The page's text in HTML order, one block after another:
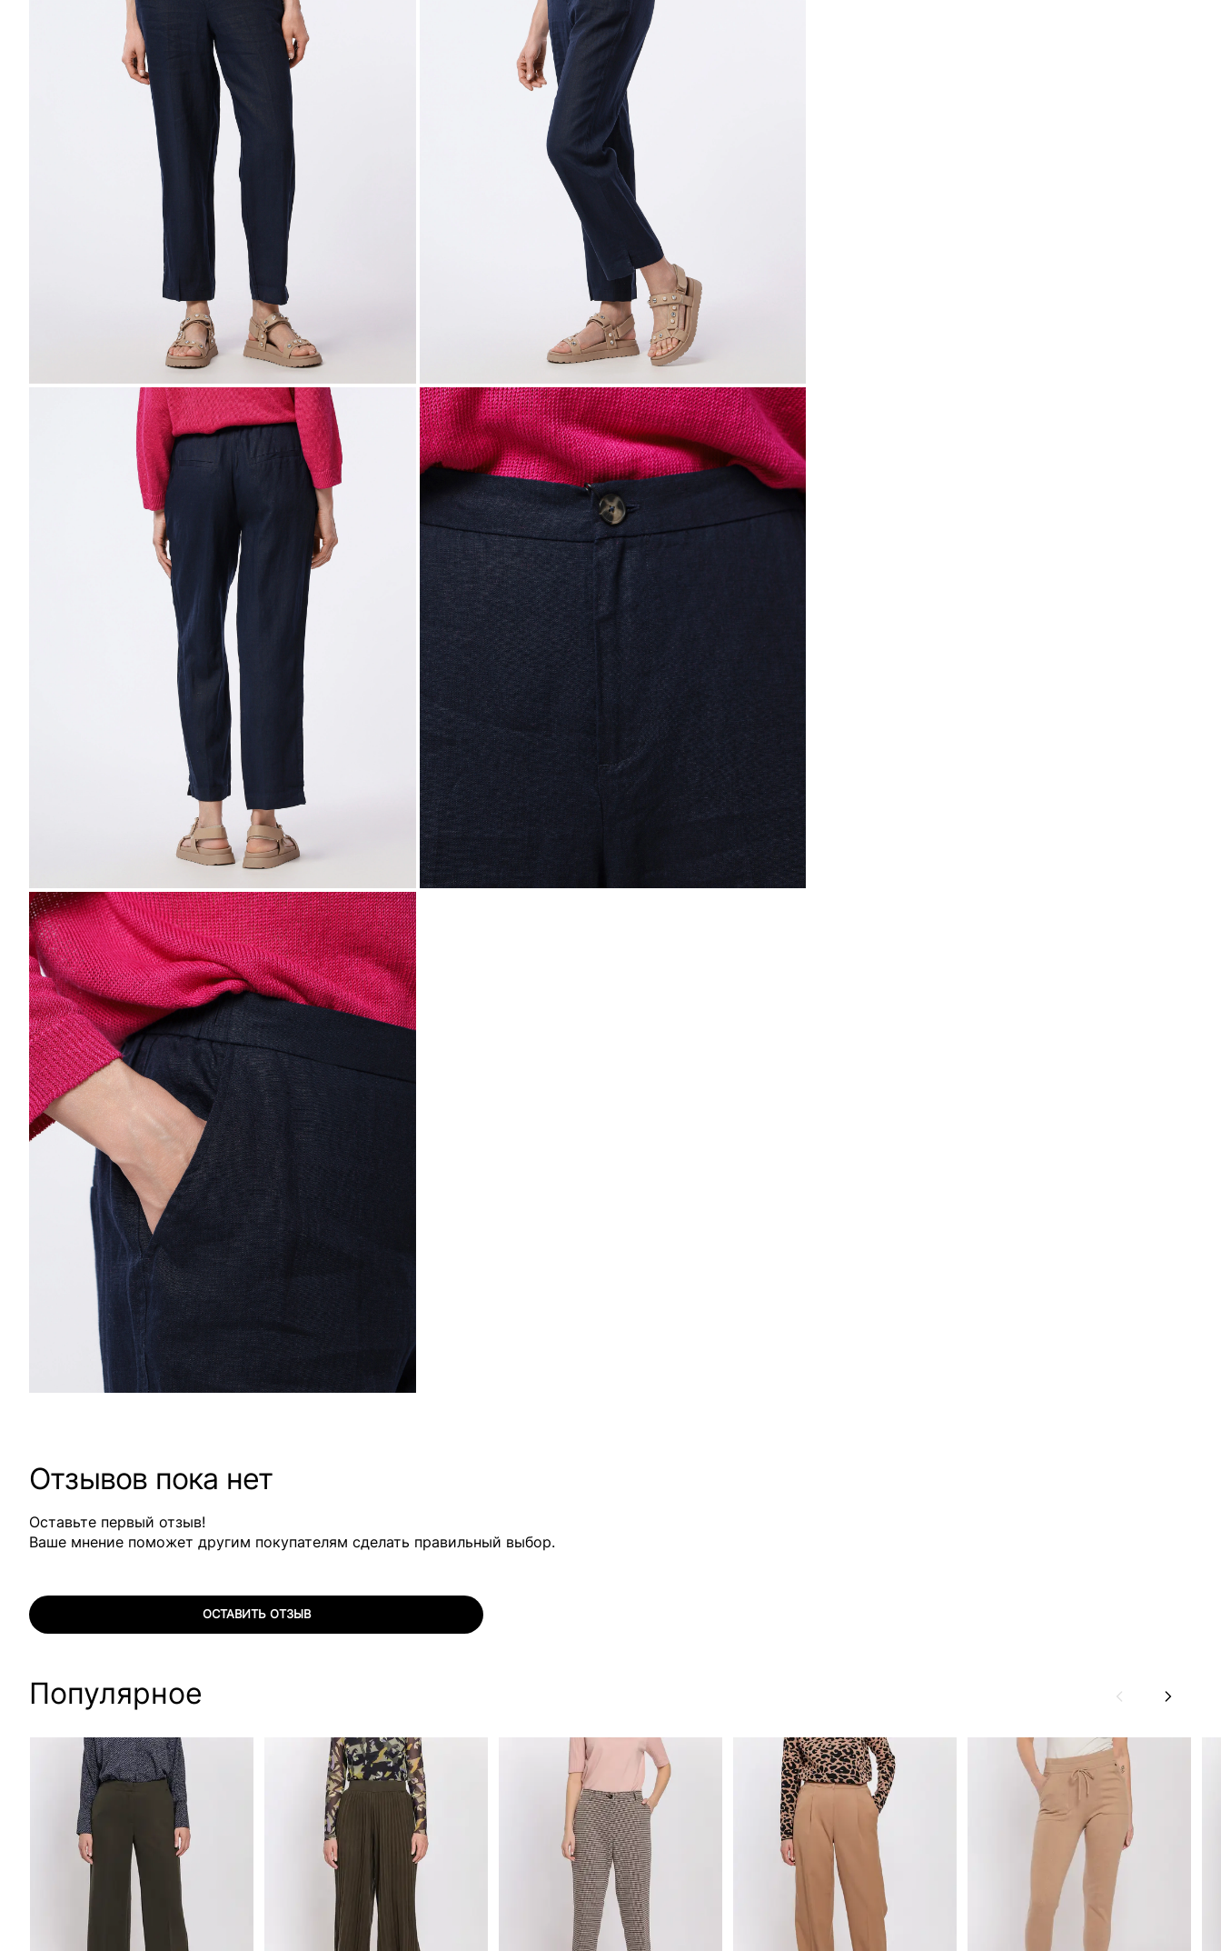
Отзывов пока нет
Оставьте первый отзыв!
Ваше мнение поможет другим покупателям сделать правильный выбор.
ОСТАВИТЬ ОТЗЫВ
Популярное